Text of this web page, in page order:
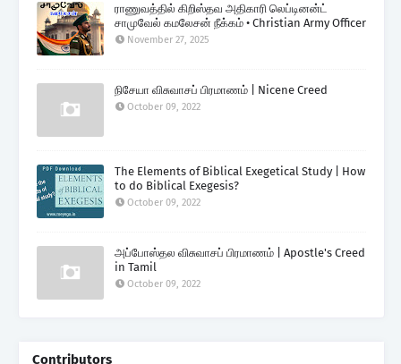
ராணுவத்தில் கிறிஸ்தவ அதிகாரி லெப்டினன்ட்
சாமுவேல் கமலேசன் நீக்கம் • Christian Army Officer
November 27, 2025
நிசேயா விசுவாசப் பிரமாணம் | Nicene Creed
October 09, 2022
The Elements of Biblical Exegetical Study | How
to do Biblical Exegesis?
October 09, 2022
அப்போஸ்தல விசுவாசப் பிரமாணம் | Apostle's Creed
in Tamil
October 09, 2022
Contributors